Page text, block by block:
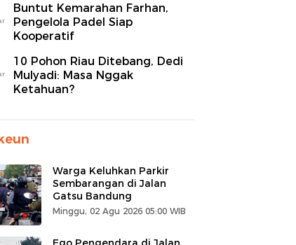
Buntut Kemarahan Farhan,
Pengelola Padel Siap
Kooperatif
10 Pohon Riau Ditebang, Dedi
Mulyadi: Masa Nggak
Ketahuan?
Warga Keluhkan Parkir
Sembarangan di Jalan
Gatsu Bandung
Minggu, 02 Agu 2026 05:00 WIB